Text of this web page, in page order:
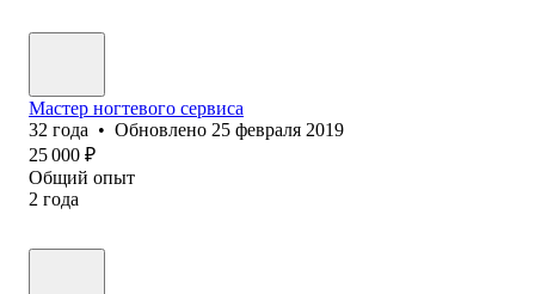
Мастер ногтевого сервиса
32 года • Обновлено 25 февраля 2019
25 000 ₽
Общий опыт
2 года